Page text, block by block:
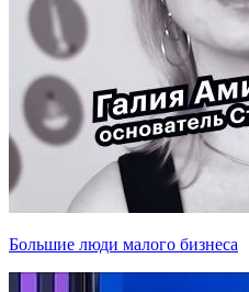
Большие люди малого бизнеса